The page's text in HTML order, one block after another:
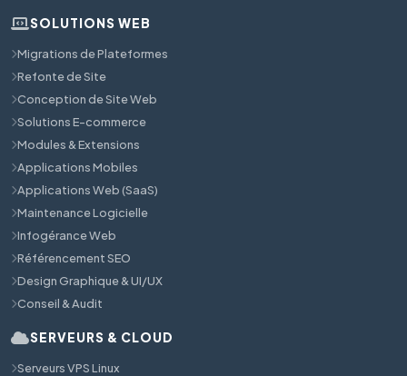
SOLUTIONS WEB
Migrations de Plateformes
Refonte de Site
Conception de Site Web
Solutions E-commerce
Modules & Extensions
Applications Mobiles
Applications Web (SaaS)
Maintenance Logicielle
Infogérance Web
Référencement SEO
Design Graphique & UI/UX
Conseil & Audit
SERVEURS & CLOUD
Serveurs VPS Linux